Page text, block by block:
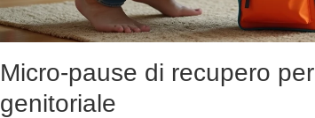
Micro-pause di recupero
genitoriale